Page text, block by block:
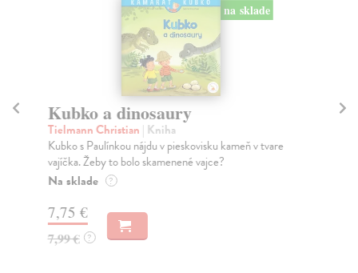
na sklade
Kubko a dinosaury
Tielmann Christian | Kniha
Kubko s Paulínkou nájdu v pieskovisku kameň v tvare
vajíčka. Žeby to bolo skamenené vajce?
Na sklade ?
7,75 €
7,99 € ?